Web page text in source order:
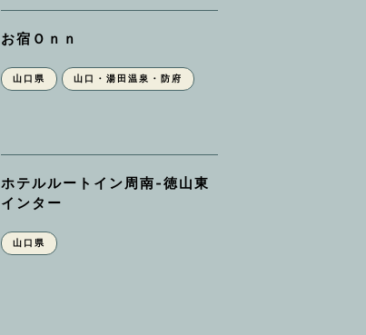
お宿Ｏｎｎ
山口県 山口・湯田温泉・防府
ホテルルートイン周南‐徳山東
インター
山口県